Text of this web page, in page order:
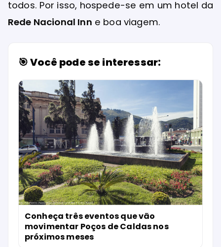
todos. Por isso, hospede-se em um hotel da
Rede Nacional Inn e boa viagem.
🎯 Você pode se interessar:
Conheça três eventos que vão
movimentar Poços de Caldas nos
próximos meses